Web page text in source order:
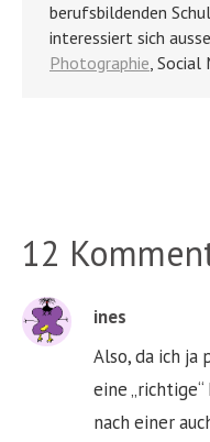
berufsbildenden
interessiert sich
Photographie, Social
12
ines
Also, da ich ja
eine
nach einer